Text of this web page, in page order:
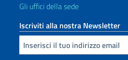
Gli uffici della sede
Iscriviti alla nostra Newsletter
Inserisci la tua email